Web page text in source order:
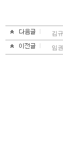
김
임